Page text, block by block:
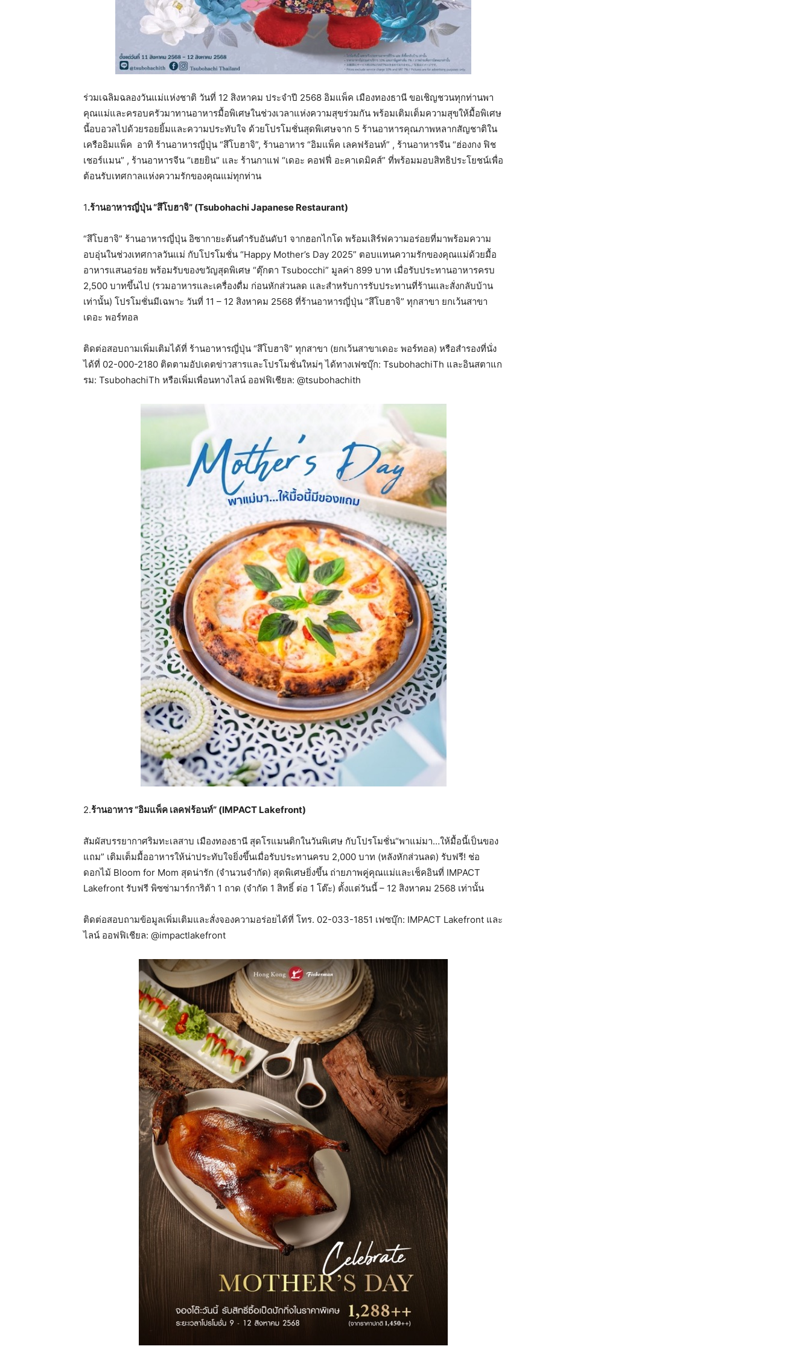
ร่วมเฉลิมฉลองวันแม่แห่งชาติ วันที่ 12 สิงหาคม ประจำปี 2568 อิมแพ็ค เมืองทองธานี ขอเชิญชวนทุกท่านพา
คุณแม่และครอบครัวมาทานอาหารมื้อพิเศษในช่วงเวลาแห่งความสุขร่วมกัน พร้อมเติมเต็มความสุขให้มื้อพิเศษ
นี้อบอวลไปด้วยรอยยิ้มและความประทับใจ ด้วยโปรโมชั่นสุดพิเศษจาก 5 ร้านอาหารคุณภาพหลากสัญชาติใน
เครืออิมแพ็ค อาทิ ร้านอาหารญี่ปุ่น “สึโบฮาจิ”, ร้านอาหาร “อิมแพ็ค เลคฟร้อนท์” , ร้านอาหารจีน “ฮ่องกง ฟิช
เชอร์แมน” , ร้านอาหารจีน “เฮยยิน” และ ร้านกาแฟ “เดอะ คอฟฟี่ อะคาเดมิคส์” ที่พร้อมมอบสิทธิประโยชน์เพื่อ
ต้อนรับเทศกาลแห่งความรักของคุณแม่ทุกท่าน
1.ร้านอาหารญี่ปุ่น“สึโบฮาจิ” (Tsubohachi Japanese Restaurant)
“สึโบฮาจิ” ร้านอาหารญี่ปุ่น อิซากายะต้นตำรับอันดับ1 จากฮอกไกโด พร้อมเสิร์ฟความอร่อยที่มาพร้อมความ
อบอุ่นในช่วงเทศกาลวันแม่ กับโปรโมชั่น “Happy Mother’s Day 2025” ตอบแทนความรักของคุณแม่ด้วยมื้อ
อาหารแสนอร่อย พร้อมรับของขวัญสุดพิเศษ “ตุ๊กตา Tsubocchi” มูลค่า 899 บาท เมื่อรับประทานอาหารครบ
2,500 บาทขึ้นไป (รวมอาหารและเครื่องดื่ม ก่อนหักส่วนลด และสำหรับการรับประทานที่ร้านและสั่งกลับบ้าน
เท่านั้น) โปรโมชั่นมีเฉพาะ วันที่ 11 – 12 สิงหาคม 2568 ที่ร้านอาหารญี่ปุ่น “สึโบฮาจิ” ทุกสาขา ยกเว้นสาขา
เดอะ พอร์ทอล
ติดต่อสอบถามเพิ่มเติมได้ที่ ร้านอาหารญี่ปุ่น “สึโบฮาจิ” ทุกสาขา (ยกเว้นสาขาเดอะ พอร์ทอล) หรือสำรองที่นั่ง
ได้ที่ 02-000-2180 ติดตามอัปเดตข่าวสารและโปรโมชั่นใหม่ๆ ได้ทางเฟซบุ๊ก: TsubohachiTh และอินสตาแก
รม: TsubohachiTh หรือเพิ่มเพื่อนทางไลน์ ออฟฟิเชียล: @tsubohachith
2.ร้านอาหาร“อิมแพ็ค เลคฟร้อนท์” (IMPACT Lakefront)
สัมผัสบรรยากาศริมทะเลสาบ เมืองทองธานี สุดโรแมนติกในวันพิเศษ กับโปรโมชั่น“พาแม่มา…ให้มื้อนี้เป็นของ
แถม” เติมเต็มมื้ออาหารให้น่าประทับใจยิ่งขึ้นเมื่อรับประทานครบ 2,000 บาท (หลังหักส่วนลด) รับฟรี! ช่อ
ดอกไม้ Bloom for Mom สุดน่ารัก (จำนวนจำกัด) สุดพิเศษยิ่งขึ้น ถ่ายภาพคู่คุณแม่และเช็คอินที่ IMPACT
Lakefront รับฟรี พิซซ่ามาร์การิต้า 1 ถาด (จำกัด 1 สิทธิ์ ต่อ 1 โต๊ะ) ตั้งแต่วันนี้ – 12 สิงหาคม 2568 เท่านั้น
ติดต่อสอบถามข้อมูลเพิ่มเติมและสั่งจองความอร่อยได้ที่ โทร. 02-033-1851 เฟซบุ๊ก: IMPACT Lakefront และ
ไลน์ ออฟฟิเชียล: @impactlakefront